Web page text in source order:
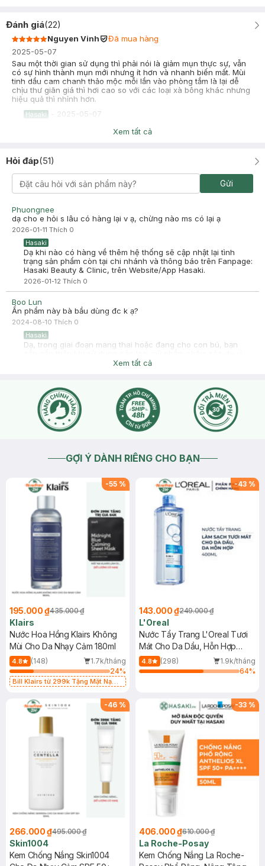
Đánh giá(22)
Nguyen Vinh
Đã mua hàng
2025-05-07
Sau một thời gian sử dụng thì phải nói là giảm mụn thực sự, vẫn
có sự hình thành mụn mới nhưng ít hơn và nhanh biến mất. Mùi
tinh dầu cam chanh thảo mộc mỗi lần vào phòng tắm là lại dễ
chịu thư giãn giá thì hơi cao so với các loại xà bông khác nhưng
hiệu quả thì nhỉnh hơn.
Hasaki
2025-05-07
Hasaki xin chào! Hasaki cảm ơn Nguyen Vinh đã dành thời
gian đánh giá. Sự hài lòng của khách hàng là động lực to lớn
2023-08-08
Giảm mụn rõ. Dùng với xơ mướp da cải thiện rõ luôn. Sau khi
cho vùng mụn thì thâm mụn cũng mờ luôn
Xem tất cả
Hỏi đáp(51)
Gửi
Phuongnee
dạ cho e hỏi s lâu có hàng lại v ạ, chừng nào ms có lại ạ
2026-01-11 Thích 0
Hasaki
Dạ khi nào có hàng về thêm hệ thống sẽ cập nhật lại tình
trạng sản phẩm còn tại chi nhánh và thông báo trên Fanpage:
Hasaki Beauty & Clinic, trên Website/App Hasaki.
2026-01-12 Thích 0
Boo Lun
Ẩn phẩm này bà bầu dùng đc k ạ?
2024-08-10 Thích 0
Hasaki
Dạ, trong giai đoạn mang thai hoặc đang cho con bú, bạn
có thể gây ảnh hưởng đến sức khỏe của mẹ và bé. Để an
chuyên gia hoặc bác sĩ trước khi sử dụng nhé.
2024-08-10Thích
Xem tất cả
GỢI Ý DÀNH RIÊNG CHO BẠN
-55 %
195.000 ₫435.000 ₫
Klairs
Nước Hoa Hồng Klairs Không
Mùi Cho Da Nhạy Cảm 180ml
4.8 (148)
1.7k/tháng
24%
Bill Klairs từ 299k Tặng Mặt Nạ
25ml (SL Có Hạn)
-43 %
143.000 ₫249.000 ₫
L'Oreal
Nước Tẩy Trang L'Oreal Tươi
Mát Cho Da Dầu, Hỗn Hợp
400ml
4.8 (298)
1.9k/tháng
64%
-46 %
266.000 ₫495.000 ₫
Skin1004
Kem Chống Nắng Skin1004
-33 %
406.000 ₫610.000 ₫
La Roche-Posay
Kem Chống Nắng La Roche-